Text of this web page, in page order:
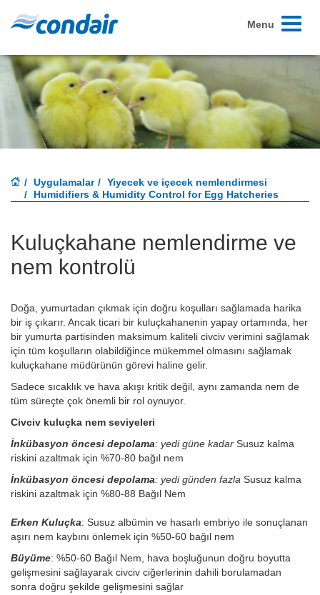
Toggle
Menu
Uygulamalar
Yiyecek ve içecek nemlendirmesi
Humidifiers & Humidity Control for Egg Hatcheries
Kuluçkahane nemlendirme ve
nem kontrolü
Doğa, yumurtadan çıkmak için doğru koşulları sağlamada harika
bir iş çıkarır. Ancak ticari bir kuluçkahanenin yapay ortamında, her
bir yumurta partisinden maksimum kaliteli civciv verimini sağlamak
için tüm koşulların olabildiğince mükemmel olmasını sağlamak
kuluçkahane müdürünün görevi haline gelir.
Sadece sıcaklık ve hava akışı kritik değil, aynı zamanda nem de
tüm süreçte çok önemli bir rol oynuyor.
Civciv kuluçka nem seviyeleri
İnkübasyon öncesi depolama: yedi güne kadar Susuz kalma
riskini azaltmak için %70-80 bağıl nem
İnkübasyon öncesi depolama: yedi günden fazla Susuz kalma
riskini azaltmak için %80-88 Bağıl Nem
Erken Kuluçka: Susuz albümin ve hasarlı embriyo ile sonuçlanan
aşırı nem kaybını önlemek için %50-60 bağıl nem
Büyüme: %50-60 Bağıl Nem, hava boşluğunun doğru boyutta
gelişmesini sağlayarak civciv ciğerlerinin dahili borulamadan
sonra doğru şekilde gelişmesini sağlar